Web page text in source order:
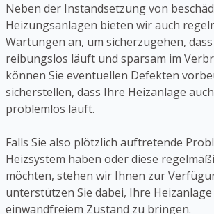
Neben der Instandsetzung von
Heizungsanlagen bieten wir auch
Wartungen an, um sicherzugehen,
reibungslos läuft und sparsam im
können Sie eventuellen Defekten
sicherstellen, dass Ihre Heizanlage
problemlos läuft.
Falls Sie also plötzlich auftretende
Heizsystem haben oder diese
möchten, stehen wir Ihnen zur
unterstützen Sie dabei, Ihre
einwandfreiem Zustand zu bringen.